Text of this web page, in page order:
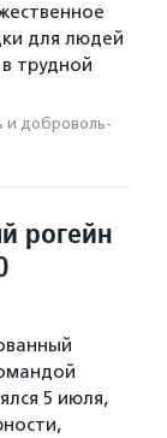
для людей
трудной
и доброволь­
рогейн
5 июля,